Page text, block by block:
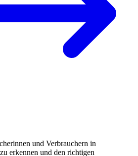
und Verbrauchern in
erkennen und den richtigen